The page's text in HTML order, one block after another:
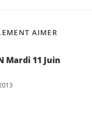
AIMER
Mardi 11 Juin